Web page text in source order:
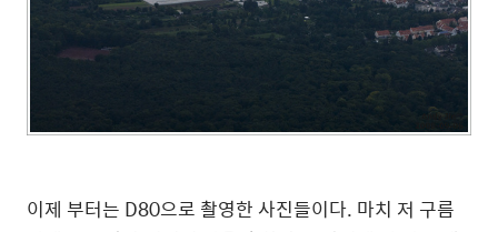
이제 부터는 D80으로 촬영한 사진들이다. 마치 저 구름